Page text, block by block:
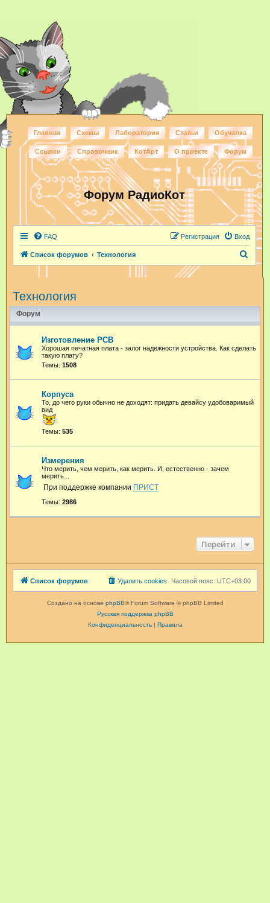
Главная Схемы Лаборатория Статьи Обучалка
Ссылки Справочник КотАрт О проекте Форум
Форум РадиоКот
FAQ Вход
Регистрация
Список форумов Технология
Технология
Форум
Изготовление PCB
Хорошая печатная плата - залог надежности устройства. Как сделать
такую плату?
Темы: 1508
Корпуса
То, до чего руки обычно не доходят: придать девайсу удобоваримый
вид
Темы: 535
Измерения
Что мерить, чем мерить, как мерить. И, естественно - зачем
мерить...
При поддержке компании ПРИСТ
Темы: 2986
Перейти
Список форумов Часовой пояс: UTC+03:00
Удалить cookies
Создано на основе phpBB® Forum Software © phpBB Limited
Русская поддержка phpBB
Конфиденциальность| Правила